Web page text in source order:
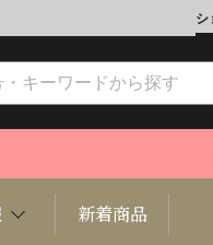
シ
新着商品